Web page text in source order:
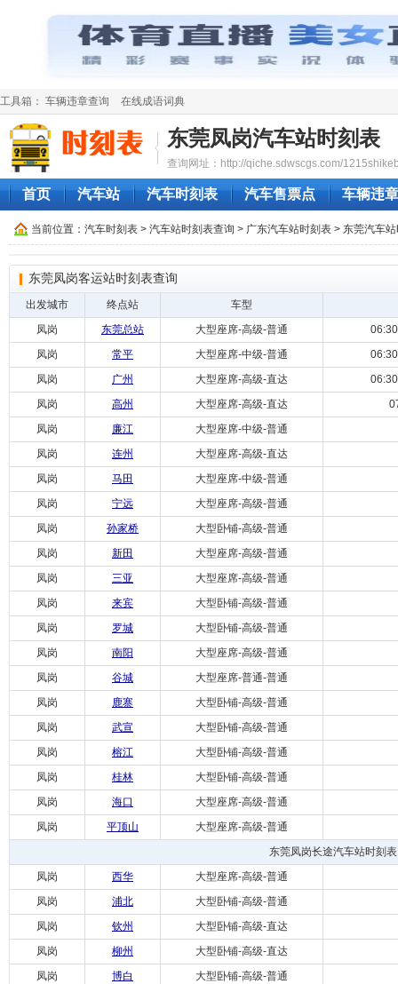
工具箱： 车辆违章查询 在线成语词典
东莞凤岗汽车站时刻表
查询网址：http://qiche.sdwscgs.com/
首页 汽车站 汽车时刻表 汽车售票点 车辆违
当前位置： 汽车时刻表 > 汽车站时刻表查询 > 广东汽车站时刻表 > 东莞汽车
东莞凤岗客运站时刻表查询
出发城市 终点站
车型
凤岗
东莞总站 大型座席-高级-普通
凤岗
常平 大型座席-中级-普通
凤岗
广州 大型座席-高级-直达
凤岗
高州 大型座席-高级-直达
凤岗
廉江
大型座席-中级-普通
凤岗
连州
大型座席-高级-直达
凤岗
马田
大型座席-中级-普通
凤岗
宁远
大型座席-高级-普通
凤岗
孙家桥
大型卧铺-高级-普通
凤岗
新田
大型座席-高级-普通
凤岗
三亚
大型座席-高级-普通
凤岗
来宾
大型卧铺-高级-普通
凤岗
罗城
大型卧铺-高级-普通
凤岗
南阳
大型座席-高级-普通
凤岗
谷城
大型座席-普通-普通
凤岗
鹿寨
大型卧铺-高级-普通
凤岗
武宣
大型卧铺-高级-普通
凤岗
榕江
大型卧铺-高级-普通
凤岗
桂林
大型卧铺-高级-普通
凤岗
海口
大型座席-高级-普通
凤岗
平顶山
大型座席-高级-普通
东莞凤岗长途汽车站时刻表
凤岗
西华
大型座席-高级-普通
凤岗
浦北
大型卧铺-高级-普通
凤岗
钦州
大型卧铺-高级-直达
凤岗
柳州
大型卧铺-高级-直达
凤岗
博白 大型卧铺-高级-普通